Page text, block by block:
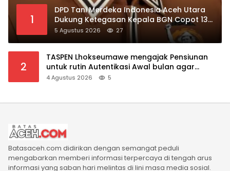
1
DPD Tani Merdeka Indonesia Aceh Utara
Dukung Ketegasan Kepala BGN Copot 137
Kepala SPPG
5 Agustus 2026 27
2
TASPEN Lhokseumawe mengajak Pensiunan
untuk rutin Autentikasi Awal bulan agar
Manfaat Pensiun tetap Lancar
4 Agustus 2026 5
Batasaceh.com didirikan dengan semangat peduli
mengabarkan memberi informasi terpercaya di tengah arus
informasi yang saban hari melintas di lini masa media sosial.